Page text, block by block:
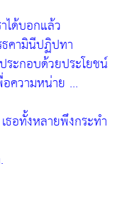
ได้บอกแล้ว
คามินีปฏิปทา
ระกอบด้วยประโยชน์
ความหน่าย ...
อทั้งหลายพึงกระทำ